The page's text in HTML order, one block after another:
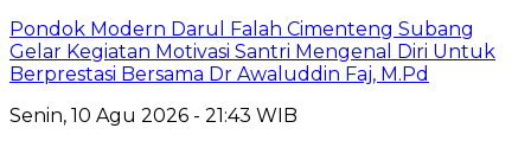
Pondok Modern Darul Falah Cimenteng Subang
Gelar Kegiatan Motivasi Santri Mengenal Diri Untuk
Berprestasi Bersama Dr Awaluddin Faj, M.Pd
Senin, 10 Agu 2026 - 21:43 WIB